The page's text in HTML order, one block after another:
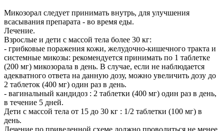
Микозорал следует принимать внутрь, для улучшения
всасывания препарата - во время еды.
Лечение.
Взрослые и дети с массой тела более 30 кг:
- грибковые поражения кожи, желудочно-кишечного тракта и
системные микозы: рекомендуется принимать по 1 таблетке
(200 мг) микозорала в день. В случае, если не наблюдается
адекватного ответа на данную дозу, можно увеличить дозу до
2 таблеток (400 мг) один раз в день.
- вагинальный кандидоз : 2 таблетки (400 мг) один раз в день,
в течение 5 дней.
Дети с массой тела от 15 до 30 кг : 1/2 таблетки (100 мг) в
день.